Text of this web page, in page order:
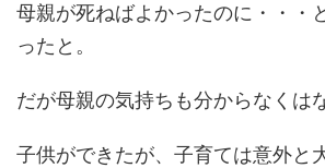
母親が死ねばよかったのに・・・
ったと。
だが母親の気持ちも分からなくは
子供ができたが、子育ては意外と